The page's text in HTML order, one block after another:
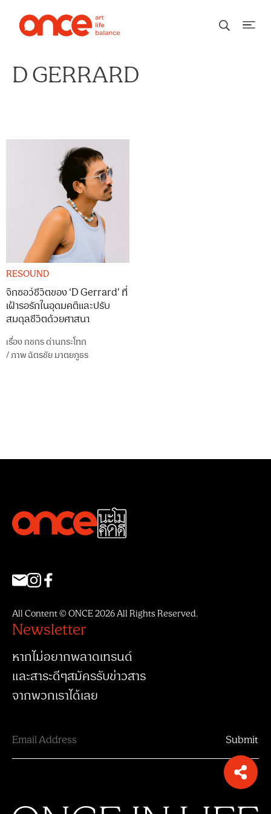
D GERRARD
RESOUND
จิกซอว์ชีวิตของ ‘D Gerrard’ ที่
เฝ้ารอรักในอุดมคติและปรับ
สมดุลชีวิตด้วยศาสนา
เรื่อง กชกร ด่านกระโทก
/ภาพฉัตรชัย มาตยภูธร
All Content © ONCE 2026 All Rights Reserved.
Newsletter
หากไม่อยากพลาดเทรนด์
และสาระดีๆสมัครรับข่าวสาร
จากพวกเราได้เลย